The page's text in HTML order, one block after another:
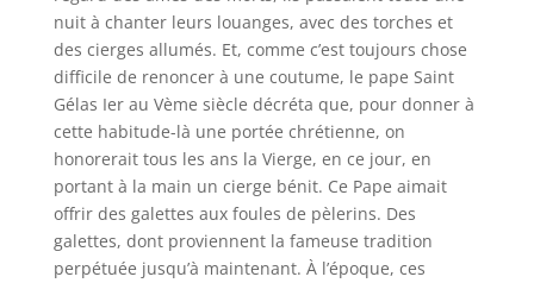
nuit à chanter leurs louanges, avec des torches et
des cierges allumés. Et, comme c’est toujours chose
difficile de renoncer à une coutume, le pape Saint
Gélas Ier au Vème siècle décréta que, pour donner à
cette habitude-là une portée chrétienne, on
honorerait tous les ans la Vierge, en ce jour, en
portant à la main un cierge bénit. Ce Pape aimait
offrir des galettes aux foules de pèlerins. Des
galettes, dont proviennent la fameuse tradition
perpétuée jusqu’à maintenant. À l’époque, ces